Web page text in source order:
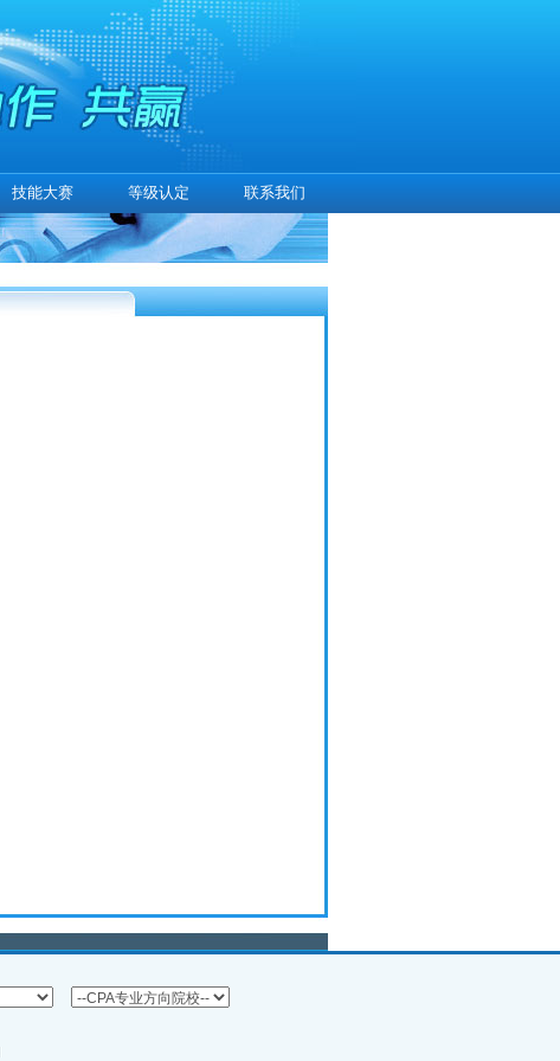
技能大赛 等级认定 联系我们